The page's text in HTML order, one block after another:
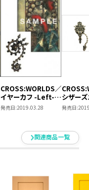
CROSS:WORLDS／
イヤーカフ -Left-
【複製原画セット】
発売日:2019.03.28
シザー
ブロー
（2019
発売日:
関連商品一覧